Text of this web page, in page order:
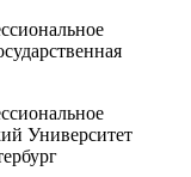
Университет